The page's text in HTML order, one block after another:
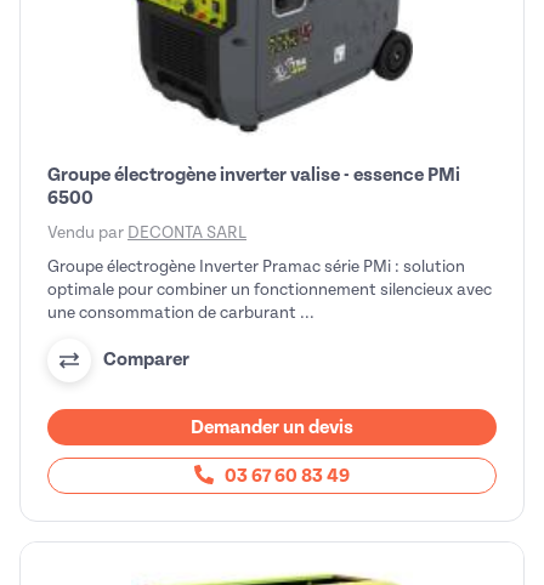
Groupe électrogène inverter valise - essence PMi
6500
Vendu par DECONTA SARL
Groupe électrogène Inverter Pramac série PMi : solution
optimale pour combiner un fonctionnement silencieux avec
une consommation de carburant ...
Comparer
Demander un devis
03 67 60 83 49